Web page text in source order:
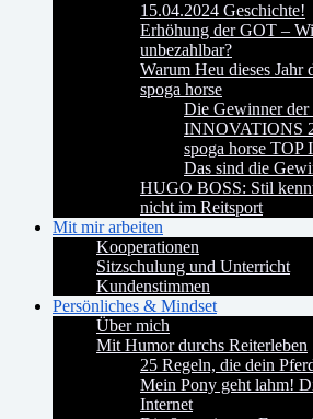
15.04.2024 Geschichte!
Erhöhung der GOT –
unbezahlbar?
Warum Heu dieses Jahr
spoga horse
Die Gewinner der
INNOVATIONS
spoga horse
Das sind die
HUGO BOSS: Stil
nicht im Reitsport
Mit mir arbeiten
Kooperationen
Sitzschulung und Unterricht
Kundenstimmen
Persönliches & Mindset
Über mich
Mit Humor durchs Reiterleben
25 Regeln, die dein
Mein Pony geht lahm!
Internet